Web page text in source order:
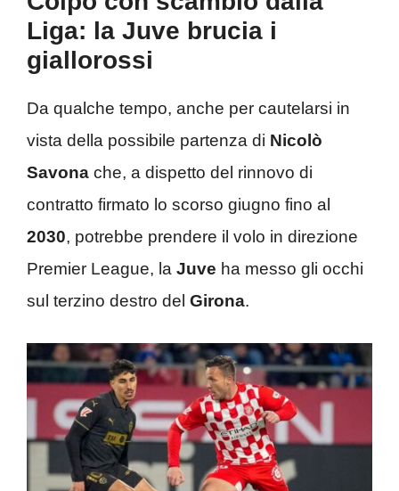
Liga: la Juve brucia i
giallorossi
Da qualche tempo, anche per cautelarsi in
vista della possibile partenza di Nicolò
Savona che, a dispetto del rinnovo di
contratto firmato lo scorso giugno fino al
2030, potrebbe prendere il volo in direzione
Premier League, la Juve ha messo gli occhi
sul terzino destro del Girona.